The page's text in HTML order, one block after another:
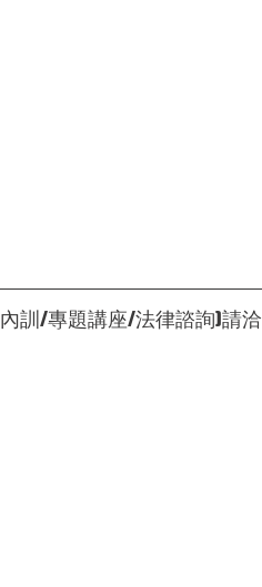
內訓/專題講座/法律諮詢)請洽